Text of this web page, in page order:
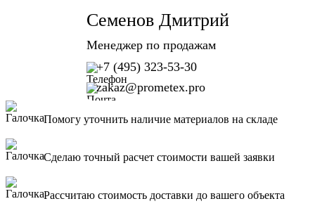
Семенов Дмитрий
Менеджер по продажам
+7 (495) 323-53-30
zakaz@prometex.pro
Помогу уточнить наличие материалов на складе
Сделаю точный расчет стоимости вашей заявки
Рассчитаю стоимость доставки до вашего объекта